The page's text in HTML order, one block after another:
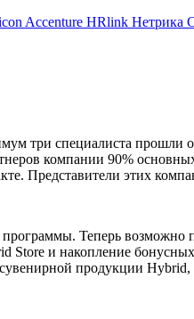
Accenture HRlink Нетрика
три специалиста прошли
компании 90%
Представители этих
Теперь
Store и накопление
продукции